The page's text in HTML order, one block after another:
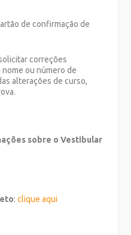
de confirmação de
correções
ou número de
alterações de curso,
sobre o Vestibular
:clique aqui